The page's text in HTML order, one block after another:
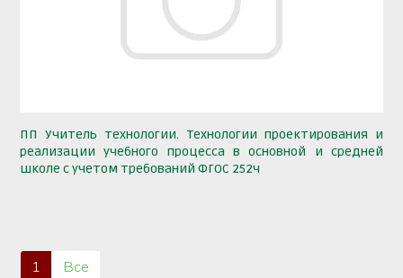
ПП Учитель технологии. Технологии проектирования и
реализации учебного процесса в основной и средней
школе с учетом требований ФГОС 252ч
1 Все